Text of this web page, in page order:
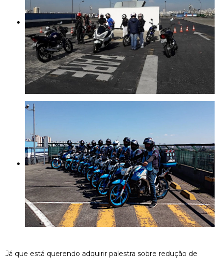
Já que está querendo adquirir palestra sobre redução de